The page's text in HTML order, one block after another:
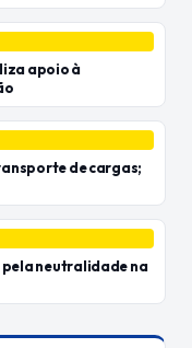
apoio à
de cargas;
pela neutralidade na